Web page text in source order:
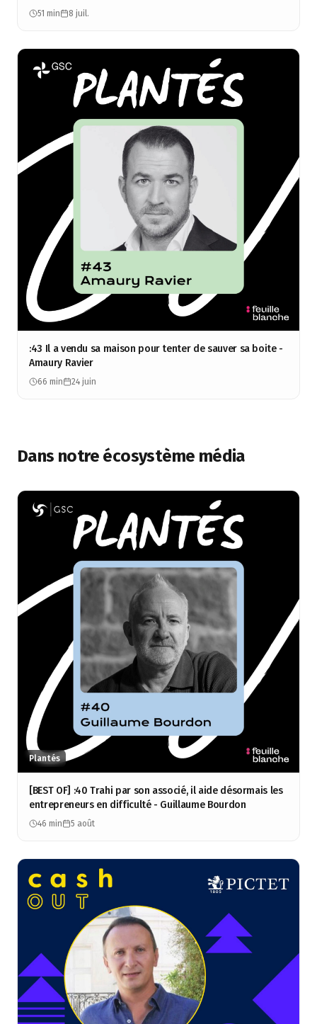
51 min 8 juil.
:43 Il a vendu sa maison pour tenter de sauver sa boite -
Amaury Ravier
66 min 24 juin
Dans notre écosystème média
Plantés
[BEST OF] :40 Trahi par son associé, il aide désormais les
entrepreneurs en difficulté - Guillaume Bourdon
46 min 5 août